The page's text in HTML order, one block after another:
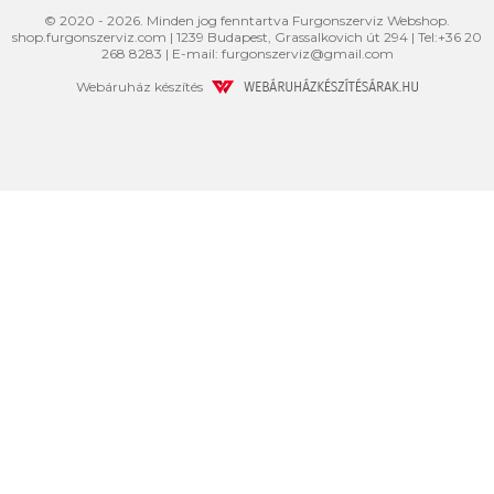
© 2020 - 2026. Minden jog fenntartva Furgonszerviz Webshop.
shop.furgonszerviz.com | 1239 Budapest, Grassalkovich út 294 | Tel:+36 20
268 8283 | E-mail: furgonszerviz@gmail.com
Webáruház készítés